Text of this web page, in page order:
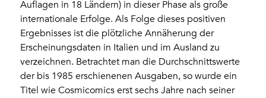
Auflagen in 18 Ländern) in dieser Phase als große
internationale Erfolge. Als Folge dieses positiven
Ergebnisses ist die plötzliche Annäherung der
Erscheinungsdaten in Italien und im Ausland zu
verzeichnen. Betrachtet man die Durchschnittswerte
der bis 1985 erschienenen Ausgaben, so wurde ein
Titel wie Cosmicomics erst sechs Jahre nach seiner